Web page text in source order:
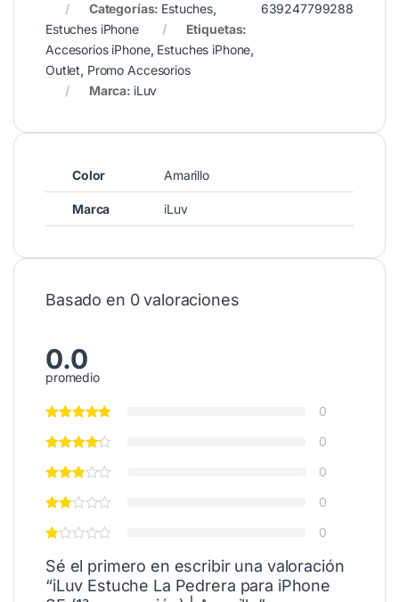
Categorías: Estuches,
Estuches iPhone
Etiquetas:
Accesorios iPhone, Estuches iPhone,
Outlet, Promo Accesorios
Marca: iLuv
639247799288
Color Amarillo
Marca iLuv
Basado en 0 valoraciones
0.0
promedio
0
0
0
0
0
Sé el primero en escribir una valoración
“iLuv Estuche La Pedrera para iPhone